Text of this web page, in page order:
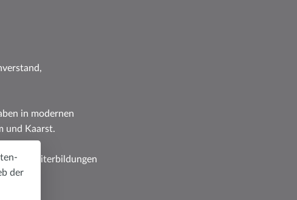
in modernen
und Kaarst.
und Weiterbildungen
der